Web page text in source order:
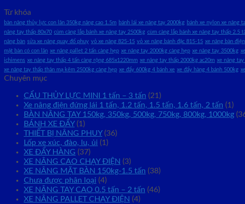
Từ khóa
bàn nâng thủy lực con lăn 350kg nâng cao 1.5m bánh lái xe nâng tay 2000kg bánh xe nylon xe nâng
nâng tay thấp 80x70 cùm càng lắp bánh xe nâng tay 2500kg cùm càng lắp bánh xe nâng tay thấp 2.5
nâng bàn sửa xe nâng quay đổ phuy vỏ xe nâng 825-15 vỏ xe nâng bánh đặc 815-15 xe nâng bàn
mặt bàn có con lăn xe nâng pallet 2 tấn càng hẹp xe nâng tay 2000kg càng hẹp xe nâng tay 3500kg
ichimens xe nâng tay thấp 4 tấn càng rộng 685x1220mm xe nâng tay thấp 2000kg ac20m xe nâng
xe nâng tay thấp thân mạ kẽm 2500kg càng hẹp xe đẩy 600kg 4 bánh xe xe đẩy hàng 4 bánh 500kg
Chuyên mục
CẨU THỦY LỰC MINI 1 tấn – 3 tấn (21)
Xe nâng điện đứng lái 1 tấn, 1.2 tấn, 1.5 tấn, 1.6 tấn, 2 tấn (1)
BÀN NÂNG TAY 150kg, 350kg, 500kg, 750kg, 800kg, 1000kg
BÁNH XE ĐẨY(1)
THIẾT BỊ NÂNG PHUY(36)
Lốp xe xúc, đào, lu, ủi (1)
XE ĐẨY HÀNG (37)
XE NÂNG CAO CHẠY ĐIỆN (3)
XE NÂNG MẶT BÀN 150kg-1.5 tấn (38)
Chưa được phân loại (4)
XE NÂNG TAY CAO 0.5 tấn – 2 tấn (46)
XE NÂNG PALLET CHẠY ĐIỆN (4)